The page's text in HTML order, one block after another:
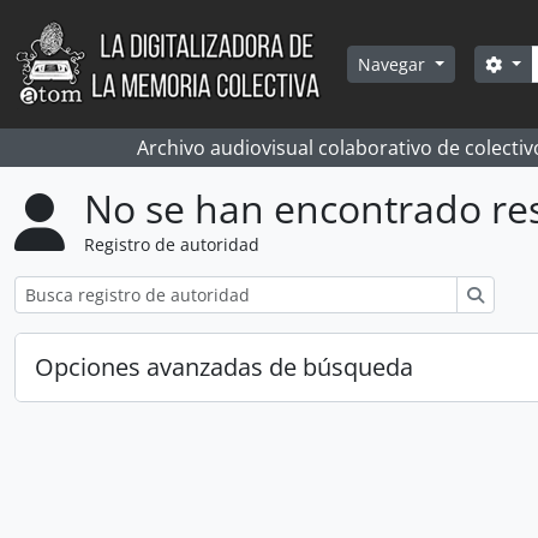
Skip to main content
Navegar
Archivo audiovisual colaborativo de
No se han encontrado
Registro de autoridad
Opciones avanzadas de búsqueda